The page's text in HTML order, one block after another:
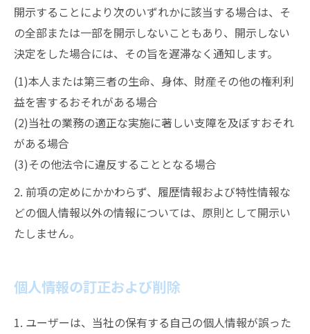
開示することにより次のいずれかに該当する場合は、そ
の全部または一部を開示しないこともあり、開示しない
決定をした場合には、その旨を遅滞なく通知します。
(1)本人または第三者の生命、身体、財産その他の権利利
益を害するおそれがある場合
(2)当社の業務の適正な実施に著しい支障を及ぼすおそれ
がある場合
(3)その他法令に違反することとなる場合
2. 前項の定めにかかわらず、履歴情報および特性情報な
どの個人情報以外の情報については、原則として開示い
たしません。
個人情報の訂正および削除
1. ユーザーは、当社の保有する自己の個人情報が誤った
お問い合わせはこちら